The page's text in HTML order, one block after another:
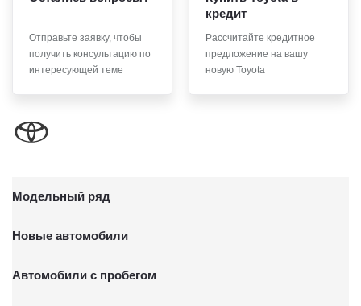
Отправьте заявку, чтобы
получить консультацию по
интересующей теме
кредит
Рассчитайте кредитное
предложение на вашу
новую Toyota
Модельный ряд
Новые автомобили
Автомобили с пробегом